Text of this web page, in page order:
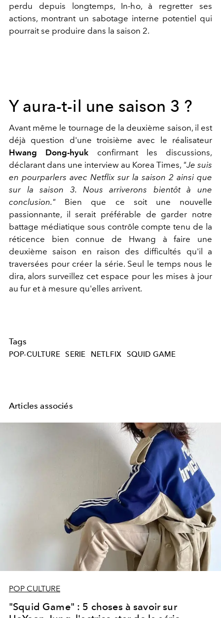
perdu depuis longtemps, In-ho, à regretter ses
actions, montrant un sabotage interne potentiel qui
pourrait se produire dans la saison 2.
Y aura-t-il une saison 3 ?
Avant même le tournage de la deuxième saison, il est
déjà question d'une troisième avec le réalisateur
Hwang Dong-hyuk confirmant les discussions,
déclarant dans une interview au Korea Times, "Je suis
en pourparlers avec Netflix sur la saison 2 ainsi que
sur la saison 3. Nous arriverons bientôt à une
conclusion." Bien que ce soit une nouvelle
passionnante, il serait préférable de garder notre
battage médiatique sous contrôle compte tenu de la
réticence bien connue de Hwang à faire une
deuxième saison en raison des difficultés qu'il a
traversées pour créer la série. Seul le temps nous le
dira, alors surveillez cet espace pour les mises à jour
au fur et à mesure qu'elles arrivent.
Tags
POP-CULTURE SERIE NETLFIX SQUID GAME
Articles associés
POP CULTURE
"Squid Game" : 5 choses à savoir sur